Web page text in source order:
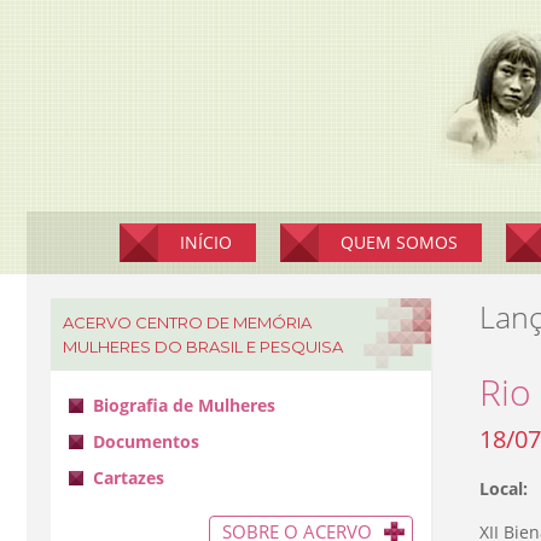
INÍCIO QUEM SOMOS
18/
Local:
XII
ACERVO CENTRO DE MEMÓRIA
MULHERES DO BRASIL E PESQUISA
Biografia de Mulheres
Documentos
Cartazes
SOBRE O ACERVO